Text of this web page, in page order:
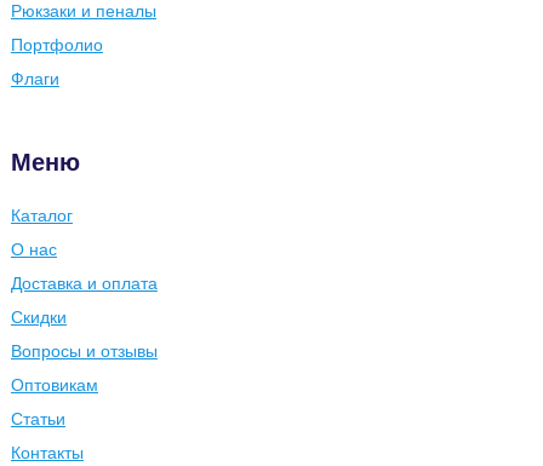
Рюкзаки и пеналы
Портфолио
Флаги
Меню
Каталог
О нас
Доставка и оплата
Скидки
Вопросы и отзывы
Оптовикам
Статьи
Контакты